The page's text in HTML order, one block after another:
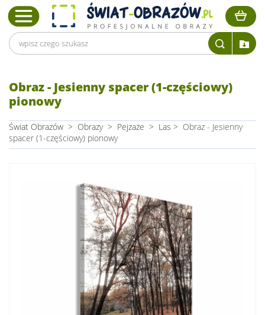
Obraz - Jesienny spacer (1-częściowy)
pionowy
Świat Obrazów > Obrazy > Pejzaże > Las > Obraz - Jesienny
spacer (1-częściowy) pionowy